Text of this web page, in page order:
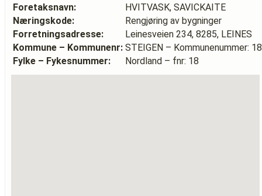
Foretaksnavn:
HVITVASK, SAVICKAITE
Næringskode:
Rengjøring av bygninger
Forretningsadresse:
Leinesveien 234, 8285, LEINES
Kommune – Kommunenr: STEIGEN – Kommunenummer:
Fylke – Fykesnummer:
Nordland – fnr: 18